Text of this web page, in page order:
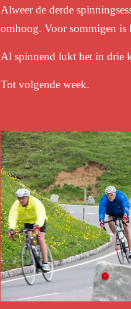
Alweer de derde
omhoog. Voor sommigen is
Al spinnend lukt het in drie
Tot volgende week.